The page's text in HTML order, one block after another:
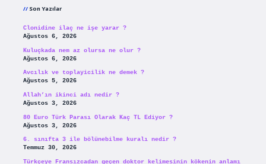
Son Yazılar
Clonidine ilaç ne işe yarar ?
Ağustos 6, 2026
Kuluçkada nem az olursa ne olur ?
Ağustos 6, 2026
Avcılık ve toplayicilik ne demek ?
Ağustos 5, 2026
Allah’ın ikinci adı nedir ?
Ağustos 3, 2026
80 Euro Türk Parası Olarak Kaç TL Ediyor ?
Ağustos 3, 2026
6. sınıfta 3 ile bölünebilme kuralı nedir ?
Temmuz 30, 2026
Türkçeye Fransızcadan geçen doktor kelimesinin kökenin anlamı